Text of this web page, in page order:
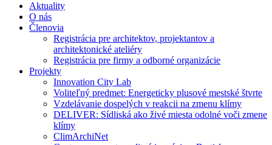
Aktuality
O nás
Členovia
Registrácia pre architektov, projektantov a
architektonické ateliéry
Registrácia pre firmy a odborné organizácie
Projekty
Innovation City Lab
Voliteľný predmet: Energeticky plusové mestské štvrte
Vzdelávanie dospelých v reakcii na zmenu klímy
DELIVER: Sídliská ako živé miesta odolné voči zmene
klímy
ClimArchiNet